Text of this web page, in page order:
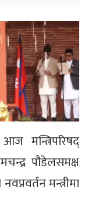
मन्त्रिपरिषद्
पौडेलसमक्ष
मन्त्रीमा